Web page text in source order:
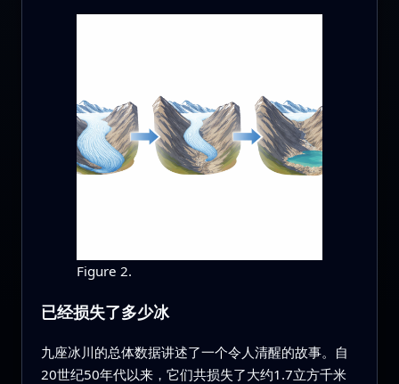
Figure 2.
已经损失了多少冰
九座冰川的总体数据讲述了一个令人清醒的故事。自
20世纪50年代以来，它们共损失了大约1.7立方千米